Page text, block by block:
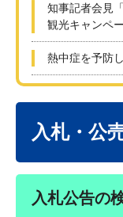
知事記者会見
観光キャンペ
熱中症を予防
入札・公
入札公告の